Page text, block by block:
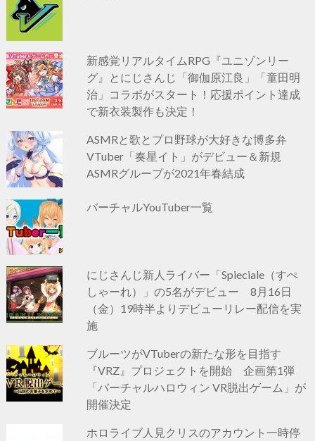
新感覚リアルタイムRPG『ユニゾンリー
グ』とにじさんじ「御伽原江良」「童田明
治」コラボがスタート！応援ポイント達成
で新衣装製作も決定！
ASMRと歌とプロ野球が大好きな博多弁
VTuber「奏星イト」がデビュー＆新規
ASMRグループが2021年春結成
バーチャルYouTuber一覧
にじさんじ新人ライバー「Spieciale（すぺ
しゃーれ）」の5名がデビュー 8月16日
（金）19時半よりデビューリレー配信を実
施
ブルーツがVTuberの新たな形を目指す
『VRZ』プロジェクトを開始 企画第1弾
「バーチャルハロウィン VR脱出ゲーム」が
開催決定
ホロライブ人見クリスのアカウント一時停